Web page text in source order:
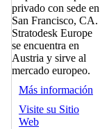
privado con sede en
San Francisco, CA.
Stratodesk Europe
se encuentra en
Austria y sirve al
mercado europeo.
Más información
Visite su Sitio
Web